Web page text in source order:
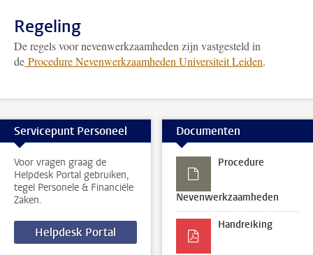
Regeling
De regels voor nevenwerkzaamheden zijn vastgesteld in
de Procedure Nevenwerkzaamheden Universiteit Leiden.
Servicepunt Personeel
Voor vragen graag de
Helpdesk Portal gebruiken,
tegel Personele & Financiële
Zaken.
Helpdesk Portal
Documenten
Procedure
Nevenwerkzaamheden
Handreiking